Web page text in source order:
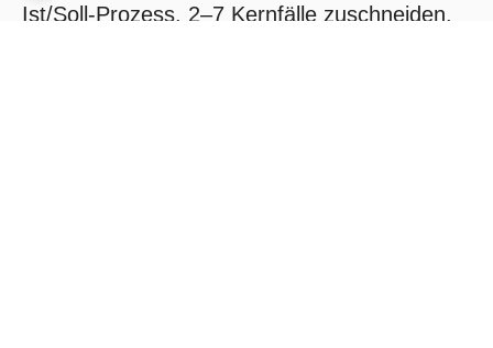
Ist/Soll-Prozess, 2–7 Kernfälle zuschneiden,